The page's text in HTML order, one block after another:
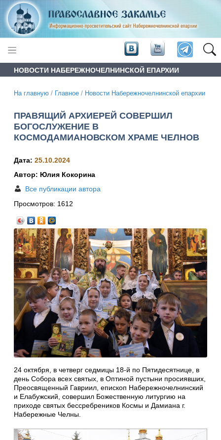
НОВОСТИ НАБЕРЕЖНОЧЕЛНИНСКОЙ ЕПАРХИИ
На главную / Главное / Новости Набережночелнинской епархии
ПРАВЯЩИЙ АРХИЕРЕЙ СОВЕРШИЛ
БОГОСЛУЖЕНИЕ В
КОСМОДАМИАНОВСКОМ ХРАМЕ ЧЕЛНОВ
Дата: 25.10.2024
Автор: Юлия Кокорина
Все публикации автора
Просмотров: 1612
24 октября, в четверг седмицы 18-й по Пятидесятнице, в
день Собора всех святых, в Оптиной пустыни просиявших,
Преосвященный Гавриил, епископ Набережночелнинский
и Елабужский, совершил Божественную литургию на
приходе святых бессребреников Космы и Дамиана г.
Набережные Челны.